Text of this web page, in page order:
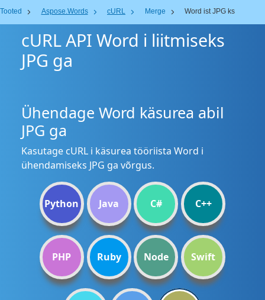
Tooted Aspose.Words cURL Merge Word ist JPG ks
cURL API Word i liitmiseks
JPG ga
Ühendage Word käsurea abil
JPG ga
Kasutage cURL i käsurea tööriista Word i
ühendamiseks JPG ga võrgus.
Python Java C# C++
PHP Ruby Node Swift